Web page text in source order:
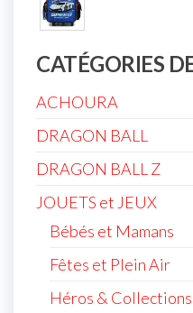
CATÉGORIES
ACHOURA
DRAGON BALL
DRAGON BALL Z
JOUETS et JEUX
Bébés et Mamans
Fêtes et Plein Air
Héros & Collections